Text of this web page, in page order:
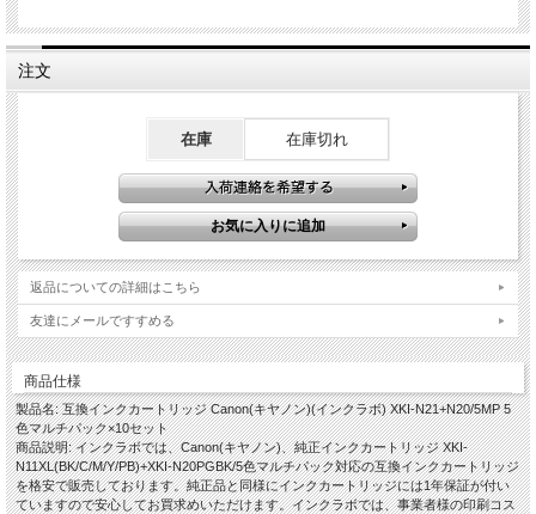
電話・メールにてサポートを承っておりますので安心してご
使用いただけます。 高品質な印刷とコストパフォーマンスに
プリンター適応機種
PIXUS XK130 PIXUS XK120
PIXUS XK110
PIXUS XK500
注文
在庫 在庫切れ
返品についての詳細はこちら
友達にメールですすめる
商品仕様
製品名: 互換インクカートリッジ Canon(キヤノン)(インクラボ) XKI-N21+N20/5MP 5
色マルチパック×10セット
商品説明: インクラボでは、Canon(キヤノン)、純正インクカートリッジ XKI-
N11XL(BK/C/M/Y/PB)+XKI-N20PGBK/5色マルチパック対応の互換インクカートリッジ
を格安で販売しております。純正品と同様にインクカートリッジには1年保証が付い
ていますので安心してお買求めいただけます。インクラボでは、事業者様の印刷コス